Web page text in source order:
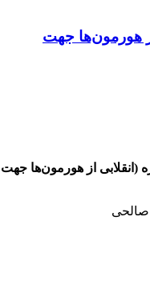
هورمون‌ها جهت
(انقلابی از هورمون‌ها
صالحی